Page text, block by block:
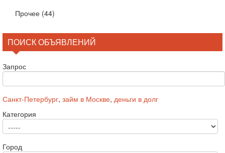
Прочее (44)
ПОИСК ОБЪЯВЛЕНИЙ
Запрос
Санкт-Петербург, займ в Москве, деньги в долг
Категория
Город